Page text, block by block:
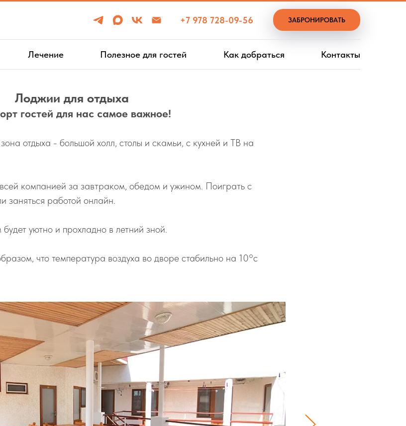
+7 978 728-09-56 ЗАБРОНИРОВАТЬ
Лечение Полезное для гостей Как добраться Контакты
Лоджии для отдыха
гостей для нас самое важное!
отдыха - большой холл, столы и скамьи, с кухней и ТВ на
компанией за завтраком, обедом и ужином. Поиграть с
заняться работой онлайн.
уютно и прохладно в летний зной.
что температура воздуха во дворе стабильно на 10°с